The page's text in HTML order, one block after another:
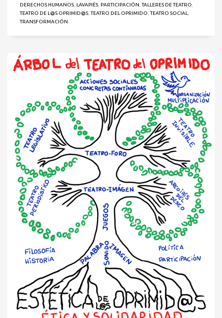
DERECHOS HUMANOS LAVAPIÉS PARTICIPACIÓN ,TALLERES DE TEATRO
TEATRO DE L@S OPRIMID@S ,TEATRO DEL OPRIMIDO ,TEATRO SOCIAL
TRANSFORMACIÓN